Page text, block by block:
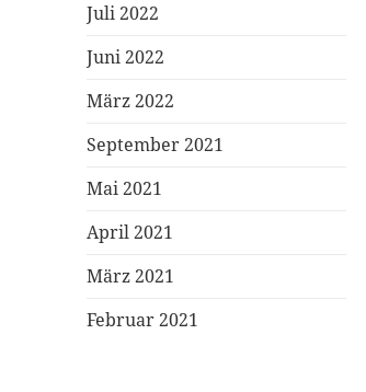
Juli 2022
Juni 2022
März 2022
September 2021
Mai 2021
April 2021
März 2021
Februar 2021